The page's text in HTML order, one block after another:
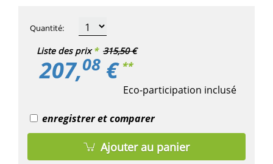
Liste des prix * 315,50 €
207,08 € **
Eco-participation inclusé
Quantité:
enregistrer et comparer
Ajouter au panier